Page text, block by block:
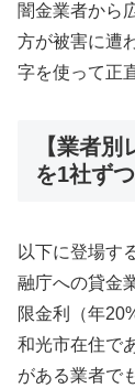
闇金業者から
方が被害に遭
字を使って正
【業者
を1社ず
以下に登場す
融庁への貸金
限金利（年
和光市在住で
がある業者で